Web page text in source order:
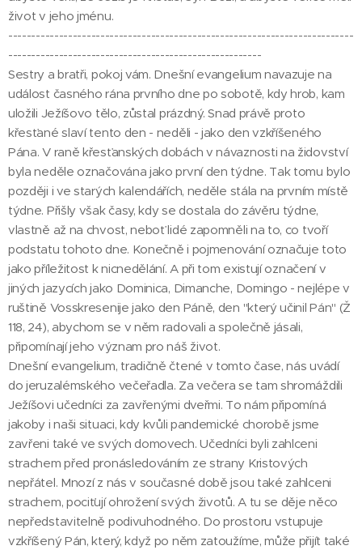
život v jeho jménu.
---------------------------------------------------------------------------
-------------------------------------------------------
Sestry a bratři, pokoj vám. Dnešní evangelium navazuje na
událost časného rána prvního dne po sobotě, kdy hrob, kam
uložili Ježíšovo tělo, zůstal prázdný. Snad právě proto
křesťané slaví tento den - neděli - jako den vzkříšeného
Pána. V raně křesťanských dobách v návaznosti na židovství
byla neděle označována jako první den týdne. Tak tomu bylo
později i ve starých kalendářích, neděle stála na prvním místě
týdne. Přišly však časy, kdy se dostala do závěru týdne,
vlastně až na chvost, neboť lidé zapomněli na to, co tvoří
podstatu tohoto dne. Konečně i pojmenování označuje toto
jako příležitost k nicnedělání. A při tom existují označení v
jiných jazycích jako Dominica, Dimanche, Domingo - nejlépe v
ruštině Vosskresenije jako den Páně, den "který učinil Pán" (Ž
118, 24), abychom se v něm radovali a společně jásali,
připomínají jeho význam pro náš život.
Dnešní evangelium, tradičně čtené v tomto čase, nás uvádí
do jeruzalémského večeřadla. Za večera se tam shromáždili
Ježíšovi učedníci za zavřenými dveřmi. To nám připomíná
jakoby i naši situaci, kdy kvůli pandemické chorobě jsme
zavřeni také ve svých domovech. Učedníci byli zahlceni
strachem před pronásledováním ze strany Kristových
nepřátel. Mnozí z nás v současné době jsou také zahlceni
strachem, pociťují ohrožení svých životů. A tu se děje něco
nepředstavitelně podivuhodného. Do prostoru vstupuje
vzkříšený Pán, který, když po něm zatoužíme, může přijít také